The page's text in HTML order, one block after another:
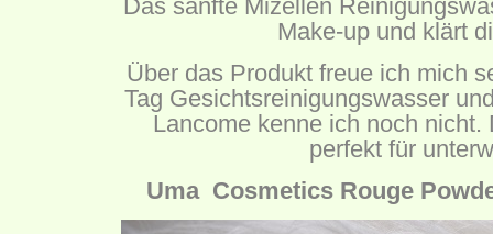
Das sanfte Mizellen
Make-up und klärt
Über das Produkt freue ich mich
Tag Gesichtsreinigungswasser
Lancome kenne ich noch nicht.
perfekt für
Uma Cosmetics Rouge